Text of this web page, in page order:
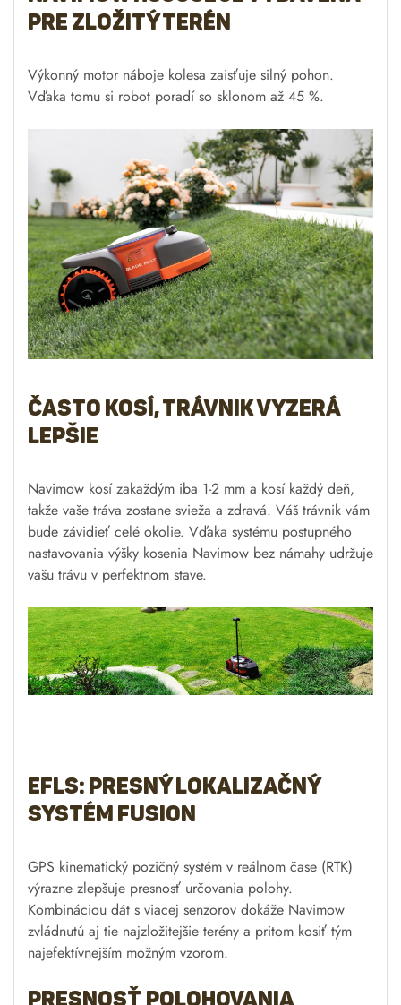
Často kosí, trávnik vyzerá
lepšie
Navimow kosí zakaždým iba 1-2 mm a kosí každý deň,
takže vaše tráva zostane svieža a zdravá. Váš trávnik vám
bude závidieť celé okolie. Vďaka systému postupného
nastavovania výšky kosenia Navimow bez námahy udržuje
vašu trávu v perfektnom stave.
EFLS: Presný lokalizačný
systém Fusion
GPS kinematický pozičný systém v reálnom čase (RTK)
výrazne zlepšuje presnosť určovania polohy.
Kombináciou dát s viacej senzorov dokáže Navimow
zvládnutú aj tie najzložitejšie terény a pritom kosiť tým
najefektívnejším možným vzorom.
pomocou GPS – úroveň
presnosti na 2cm.